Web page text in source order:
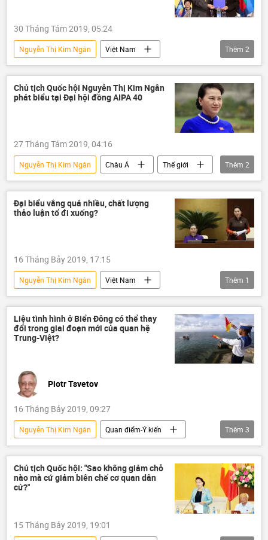
30 Tháng Tám 2019, 05:24
Nguyễn Thị Kim Ngân
Việt Nam
Thế giới
Châu Á Thái Lan
Thêm 2
Chủ tịch Quốc hội Nguyễn Thị Kim Ngân
phát biểu tại Đại hội đồng AIPA 40
27 Tháng Tám 2019, 04:16
Nguyễn Thị Kim Ngân Châu Á
Thế giới
Việt Nam
ASEAN
Thêm 2
Đại biểu vắng quá nhiều, chất lượng
thảo luận tổ đi xuống?
16 Tháng Bảy 2019, 17:15
Nguyễn Thị Kim Ngân
Việt Nam
Chính trị
Quốc hội
Thêm 1
Liệu tình hình ở Biển Đông có thể thay
đổi trong giai đoạn mới của quan hệ
Trung-Việt?
Piotr Tsvetov
16 Tháng Bảy 2019, 09:27
Nguyễn Thị Kim Ngân
Quan điểm-Ý kiến
Biển Đông
Tập Cận Bình
Trung Quốc
Thêm 3
Chủ tịch Quốc hội: "Sao không giảm chỗ
nào mà cứ giảm biên chế cơ quan dân
cử?"
15 Tháng Bảy 2019, 19:01